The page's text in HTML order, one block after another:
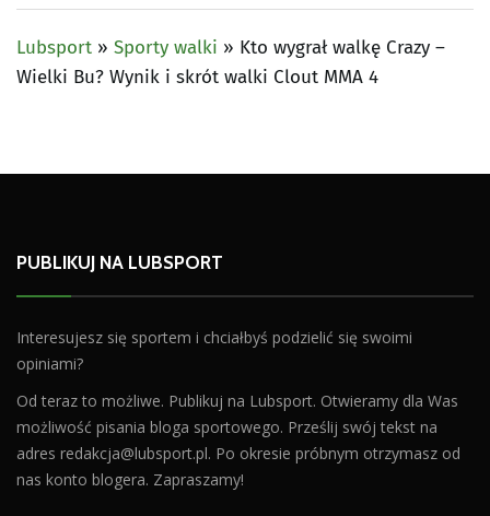
Lubsport » Sporty walki » Kto wygrał walkę Crazy –
Wielki Bu? Wynik i skrót walki Clout MMA 4
PUBLIKUJ NA LUBSPORT
Interesujesz się sportem i chciałbyś podzielić się swoimi
opiniami?
Od teraz to możliwe. Publikuj na Lubsport. Otwieramy dla Was
możliwość pisania bloga sportowego. Prześlij swój tekst na
adres redakcja@lubsport.pl. Po okresie próbnym otrzymasz od
nas konto blogera. Zapraszamy!